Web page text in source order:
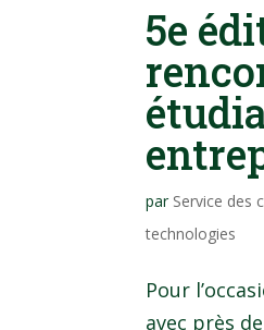
5e
par Service des
technologies
Pour
avec près